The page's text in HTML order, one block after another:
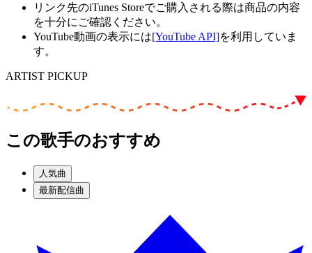
リンク先のiTunes Storeでご購入される際は商品の内容
を十分にご確認ください。
YouTube動画の表示には[YouTube API]を利用していま
す。
ARTIST PICKUP
この歌手のおすすめ
人気曲
最新配信曲